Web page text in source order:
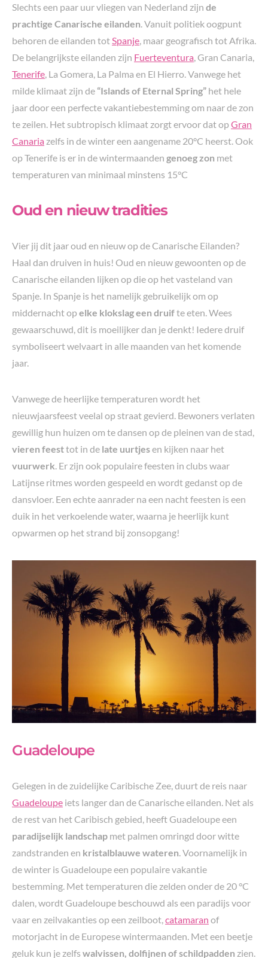
Slechts een paar uur vliegen van Nederland zijn de
prachtige Canarische eilanden. Vanuit politiek oogpunt
behoren de eilanden totSpanje, maar geografisch tot Afrika.
De belangrijkste eilanden zijn Fuerteventura, Gran Canaria,
Tenerife, La Gomera, La Palma en El Hierro. Vanwege het
milde klimaat zijn de “Islands of Eternal Spring” het hele
jaar door een perfecte vakantiebestemming om naar de zon
te zeilen. Het subtropisch klimaat zorgt ervoor dat opGran
Canaria zelfs in de winter een aangename 20°C heerst. Ook
op Tenerife is er in de wintermaanden genoeg zon met
temperaturen van minimaal minstens 15°C
Oud en nieuw tradities
Vier jij dit jaar oud en nieuw op de Canarische Eilanden?
Haal dan druiven in huis! Oud en nieuw gewoonten op de
Canarische eilanden lijken op die op het vasteland van
Spanje. In Spanje is het namelijk gebruikelijk om op
middernacht opelke klokslag een druifte eten. Wees
gewaarschuwd, dit is moeilijker dan je denkt! Iedere druif
symboliseert welvaart in alle maanden van het komende
jaar.
Vanwege de heerlijke temperaturen wordt het
nieuwjaarsfeest veelal op straat gevierd. Bewoners verlaten
gewillig hun huizen om te dansen op de pleinen van de stad,
vieren feesttot in de late uurtjesen kijken naar het
vuurwerk. Er zijn ook populaire feesten in clubs waar
Latijnse ritmes worden gespeeld en wordt gedanst op de
dansvloer. Een echte aanrader na een nacht feesten is een
duik in het verkoelende water, waarna je heerlijk kunt
opwarmen op het strand bij zonsopgang!
Guadeloupe
Gelegen in de zuidelijke Caribische Zee, duurt de reis naar
Guadeloupe iets langer dan de Canarische eilanden. Net als
de rest van het Caribisch gebied, heeft Guadeloupe een
paradijselijk landschap met palmen omringd door witte
zandstranden en kristalblauwe wateren. Voornamelijk in
de winter is Guadeloupe een populaire vakantie
bestemming. Met temperaturen die zelden onder de 20 °C
dalen, wordt Guadeloupe beschouwd als een paradijs voor
vaar en zeilvakanties op een zeilboot,catamaran of
motorjacht in de Europese wintermaanden. Met een beetje
geluk kun je zelfs walvissen, dolfijnen of schildpadden zien.